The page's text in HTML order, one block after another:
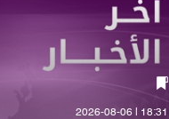
18:31 | 2026-08-06